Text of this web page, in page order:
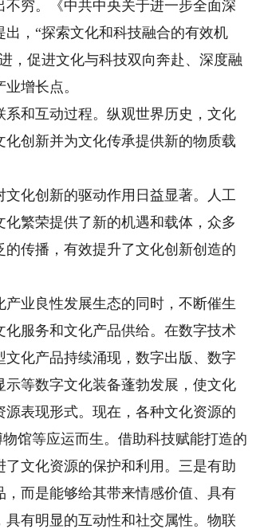
穷。《中共中央关于进一步全面深
，“探索文化和科技融合的有效机
，促进文化与科技双向奔赴、深度融
增长点。
和互动过程。纵观世界历史，文化
创新并为文化传承提供新的物质载
化创新的驱动作用日益显著。人工
繁荣提供了新的机遇和载体，众多
传播，有效提升了文化创新创造的
业良性发展生态的同时，不断催生
服务和文化产品供给。在数字技术
化产品持续涌现，数字出版、数字
等数字文化装备蓬勃发展，使文化
表现形式。现在，各种文化资源的
馆等应运而生。借助科技赋能打造的
文化资源的保护和利用。三是有助
而是能够给其带来情感价值、具有
有明显的互动性和社交属性。物联